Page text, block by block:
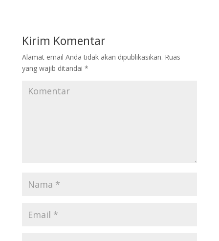
Kirim Komentar
Alamat email Anda tidak akan dipublikasikan. Ruas
yang wajib ditandai *